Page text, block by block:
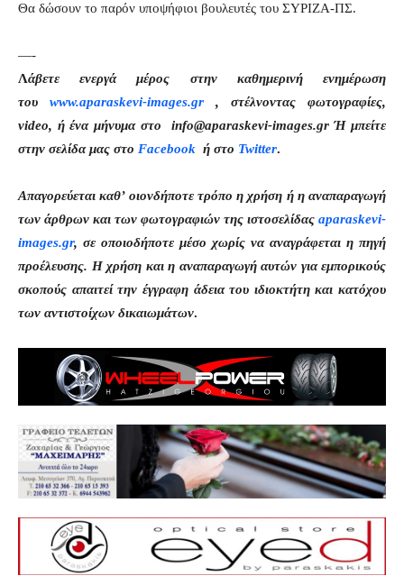
Θα δώσουν το παρόν υποψήφιοι βουλευτές του ΣΥΡΙΖΑ-ΠΣ.
—-
Λάβετε ενεργά μέρος στην καθημερινή ενημέρωση
του www.aparaskevi-images.gr , στέλνοντας φωτογραφίες,
video, ή ένα μήνυμα στο info@aparaskevi-images.gr Ή μπείτε
στην σελίδα μας στο Facebook ή στο Twitter.
Απαγορεύεται καθ’ οιονδήποτε τρόπο η χρήση ή η αναπαραγωγή
των άρθρων και των φωτογραφιών της ιστοσελίδας aparaskevi-
images.gr, σε οποιοδήποτε μέσο χωρίς να αναγράφεται η πηγή
προέλευσης. Η χρήση και η αναπαραγωγή αυτών για εμπορικούς
σκοπούς απαιτεί την έγγραφη άδεια του ιδιοκτήτη και κατόχου
των αντιστοίχων δικαιωμάτων.